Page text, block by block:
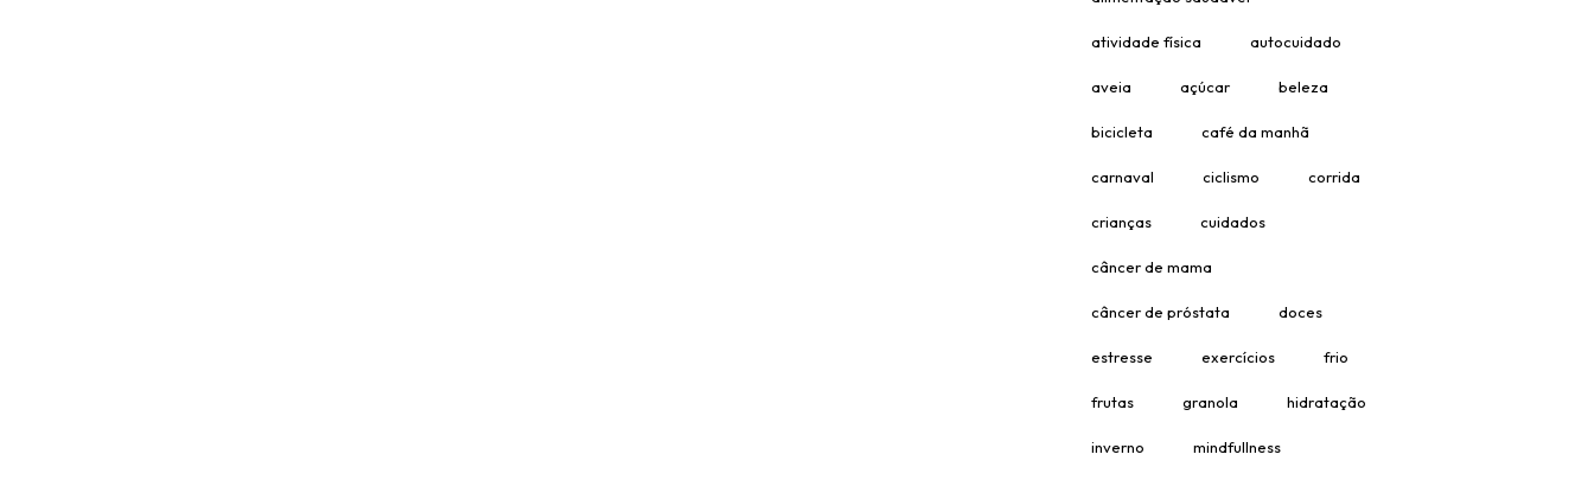
atividade física autocuidado
aveia açúcar beleza
bicicleta café da manhã
carnaval ciclismo corrida
crianças cuidados
câncer de mama
câncer de próstata doces
estresse exercícios frio
frutas granola hidratação
inverno mindfullness